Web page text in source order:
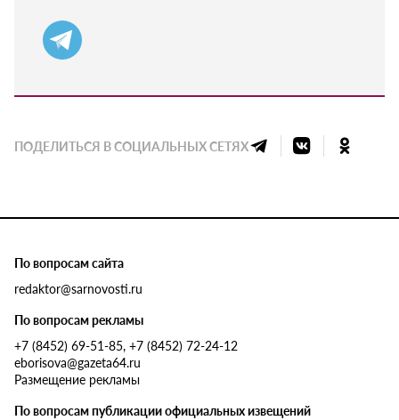
ПОДЕЛИТЬСЯ В СОЦИАЛЬНЫХ СЕТЯХ
По вопросам сайта
redaktor@sarnovosti.ru
По вопросам рекламы
+7 (8452) 69-51-85, +7 (8452) 72-24-12
eborisova@gazeta64.ru
Размещение рекламы
По вопросам публикации официальных извещений